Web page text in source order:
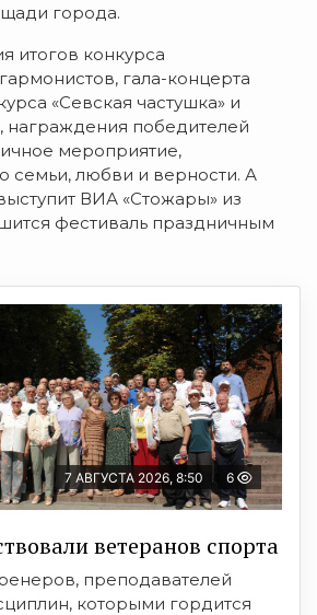
города.
итогов конкурса
гала-концерта
«Севская частушка» и
награждения победителей
мероприятие,
семьи, любви и верности. А
ВИА «Стожары» из
фестиваль праздничным
7 АВГУСТА 2026, 8:50 6
ветеранов спорта
преподавателей
которыми гордится